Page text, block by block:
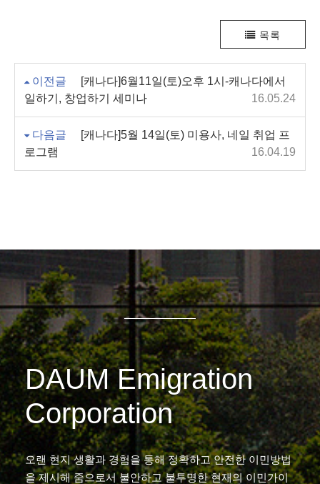
목록
이전글
[캐나다]6월11일(토)오후 1시-캐나다에서
일하기, 창업하기 세미나
16.05.24
다음글
[캐나다]5월 14일(토) 미용사, 네일 취업 프
로그램
16.04.19
DAUM Emigration
Corporation
오랜 현지 생활과 경험을 통해 정확하고 안전한 이민방법
을 제시해 줌으로서 불안하고 불투명한 현재의 이민가이